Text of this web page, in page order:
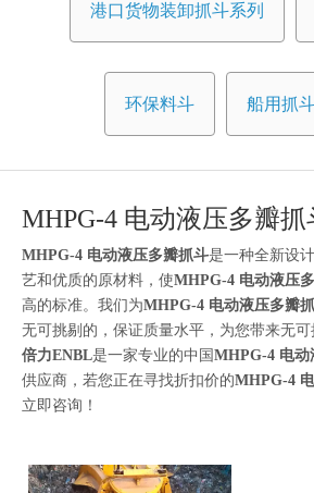
港口货物装卸抓斗系列
环保料斗 船用抓
MHPG-4 电动液压多瓣抓
MHPG-4 电动液压多瓣抓斗是一种全新设
艺和优质的原材料，使MHPG-4 电动液压
高的标准。我们为MHPG-4 电动液压多瓣
无可挑剔的，保证质量水平，为您带来无可
倍力ENBL是一家专业的中国 MHPG-4 电动
供应商，若您正在寻找折扣价的MHPG-4
立即咨询！